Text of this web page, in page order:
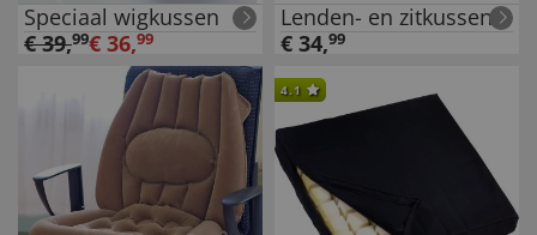
Speciaal wigkussen
€39,99€ 36,99
Lenden- en zitkussen
€ 34,99
4.1